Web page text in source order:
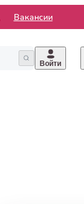
Вакансии
Войти